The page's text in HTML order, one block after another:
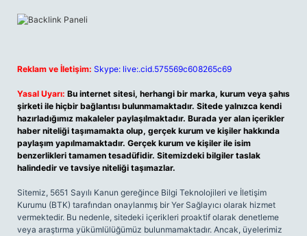
Reklam ve İletişim: Skype: live:.cid.575569c608265c69
Yasal Uyarı: Bu internet sitesi, herhangi bir marka, kurum veya şahıs
şirketi ile hiçbir bağlantısı bulunmamaktadır. Sitede yalnızca kendi
hazırladığımız makaleler paylaşılmaktadır. Burada yer alan içerikler
haber niteliği taşımamakta olup, gerçek kurum ve kişiler hakkında
paylaşım yapılmamaktadır. Gerçek kurum ve kişiler ile isim
benzerlikleri tamamen tesadüfidir. Sitemizdeki bilgiler taslak
halindedir ve tavsiye niteliği taşımazlar.
Sitemiz, 5651 Sayılı Kanun gereğince Bilgi Teknolojileri ve İletişim
Kurumu (BTK) tarafından onaylanmış bir Yer Sağlayıcı olarak hizmet
vermektedir. Bu nedenle, sitedeki içerikleri proaktif olarak denetleme
veya araştırma yükümlülüğümüz bulunmamaktadır. Ancak, üyelerimiz